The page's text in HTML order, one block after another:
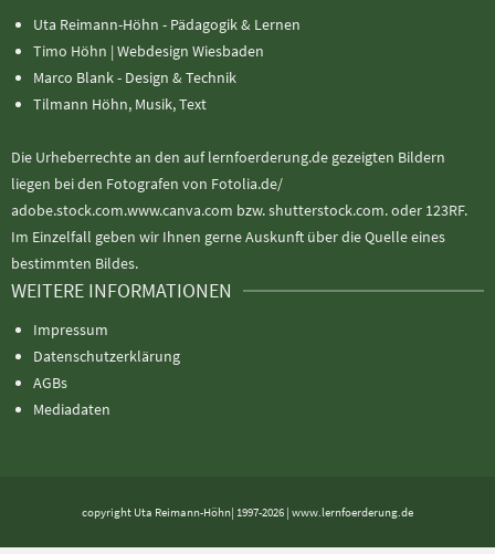
Uta Reimann-Höhn - Pädagogik & Lernen
Timo Höhn | Webdesign Wiesbaden
Marco Blank - Design & Technik
Tilmann Höhn, Musik, Text
Die Urheberrechte an den auf lernfoerderung.de gezeigten Bildern
liegen bei den Fotografen von Fotolia.de/
adobe.stock.com.www.canva.com bzw. shutterstock.com. oder 123RF.
Im Einzelfall geben wir Ihnen gerne Auskunft über die Quelle eines
bestimmten Bildes.
WEITERE INFORMATIONEN
Impressum
Datenschutzerklärung
AGBs
Mediadaten
copyright Uta Reimann-Höhn| 1997-2026 | www.lernfoerderung.de